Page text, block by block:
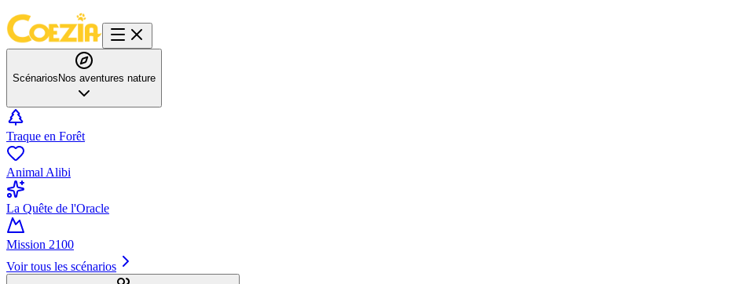
Scénarios Nos aventures nature
Traque en Forêt
Animal Alibi
La Quête de l'Oracle
Mission 2100
Voir tous les scénarios